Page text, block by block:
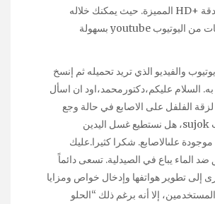
شاشته ذات الدقة HD+‎ المميزة. حيث يمكنك خلاله
تنزيل الفيديوهات من اليوتيوب youtube بسهولة
والفيديو الذي تريد تحميله ثم إنسخ
السلام عليكم،دكتورمحمد،اود ان اسأل
الفلفل على الاصابع في حالة وجع
الركبتين حسب sujok، هل نستطيع غسل اليدين
علىالاصابع. شكرا كثيرا.عليك
الماء يباع في الصيدلية. تسعى دائماً
إلى تطوير هواتفها وإدخال خواص ومزايا
إلا أنه برغم ذلك “الحلو